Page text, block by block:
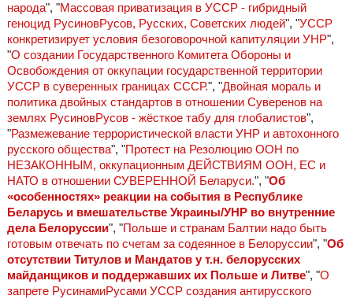
народа", "Массовая приватизация в УССР - гибридный
геноцид РусиновРусов, Русских, Советских людей", "УССР
конкретизирует условия безоговорочной капитуляции УНР",
"О создании Государственного Комитета Обороны и
Освобождения от оккупации государственной территории
УССР в суверенных границах СССР.", "Двойная мораль и
политика двойных стандартов в отношении Суверенов на
землях РусиновРусов - жёсткое табу для глобалистов",
"Размежевание террористической власти УНР и автохонного
русского общества", "Протест на Резолюцию ООН по
НЕЗАКОННЫМ, оккупационным ДЕЙСТВИЯМ ООН, ЕС и
НАТО в отношении СУВЕРЕННОЙ Беларуси.", "Об
«особенностях» реакции на события в Республике
Беларусь и вмешательстве Украины/УНР во внутренние
дела Белоруссии", "Польше и странам Балтии надо быть
готовым отвечать по счетам за содеянное в Белоруссии", "Об
отсутствии Титулов и Мандатов у т.н. белорусских
майданщиков и поддержавших их Польше и Литве", "О
запрете РусинамиРусами УССР создания антирусского